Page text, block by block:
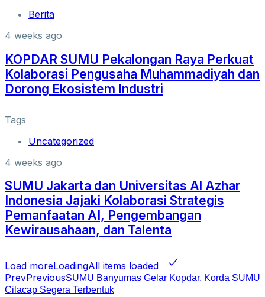
Berita
4 weeks ago
KOPDAR SUMU Pekalongan Raya Perkuat
Kolaborasi Pengusaha Muhammadiyah dan
Dorong Ekosistem Industri
Tags
Uncategorized
4 weeks ago
SUMU Jakarta dan Universitas Al Azhar
Indonesia Jajaki Kolaborasi Strategis
Pemanfaatan AI, Pengembangan
Kewirausahaan, dan Talenta
Load moreLoadingAll items loaded
PrevPreviousSUMU Banyumas Gelar Kopdar, Korda SUMU
Cilacap Segera Terbentuk